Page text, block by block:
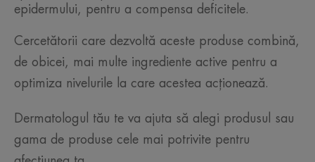
epidermului, pentru a compensa deficitele.
Cercetătorii care dezvoltă aceste produse combină,
de obicei, mai multe ingrediente active pentru a
optimiza nivelurile la care acestea acționează.
Dermatologul tău te va ajuta să alegi produsul sau
gama de produse cele mai potrivite pentru